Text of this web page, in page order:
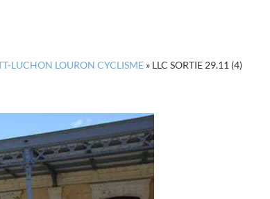
LUCHON LOURON CYCLISME » LLC SORTIE 29.11 (4)